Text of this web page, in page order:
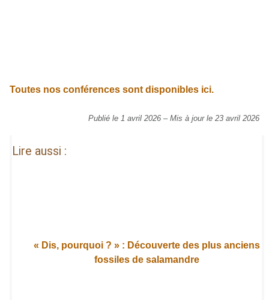
Toutes nos conférences sont disponibles ici.
Publié le 1 avril 2026 – Mis à jour le 23 avril 2026
Lire aussi :
« Dis, pourquoi ? » : Découverte des plus anciens
fossiles de salamandre